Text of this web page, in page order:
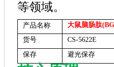
等领域。
产品名称 大鼠脑肠肽
货号
CS-5622E
保存
避光保存